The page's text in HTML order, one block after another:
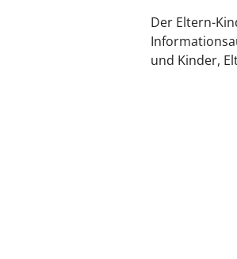
Der Eltern-
und Kinder,